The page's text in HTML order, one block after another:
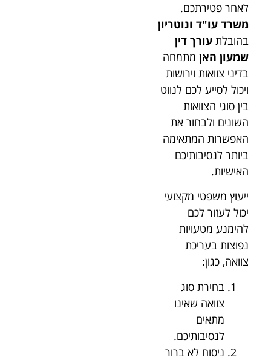
לאחר פטירתכם.
משרד עו"ד ונוטריון
בהובלתעורך דין
שמעון האן מתמחה
בדיני צוואות וירושות
ויכול לסייע לכם לנווט
בין סוגי הצוואות
השונים ולבחור את
האפשרות המתאימה
ביותר לנסיבותיכם
האישיות.
ייעוץ משפטי מקצועי
יכול לעזור לכם
להימנע מטעויות
נפוצות בעריכת
צוואה, כגון:
בחירת סוג
צוואה שאינו
מתאים
לנסיבותיכם.
ניסוח לא ברור